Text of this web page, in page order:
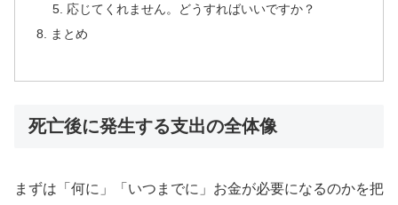
応じてくれません。どうすればいいですか？
まとめ
死亡後に発生する支出の全体像
まずは「何に」「いつまでに」お金が必要になるのかを把